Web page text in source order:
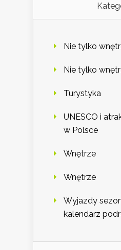
Nie tylko
Nie tylko
Turystyka
UNESCO i
w Polsce
Wnętrze
Wnętrze
Wyjazdy
kalendarz